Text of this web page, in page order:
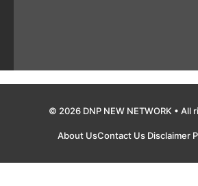
© 2026 DNP NEW NETWORK • All
About UsContact Us Disclaimer